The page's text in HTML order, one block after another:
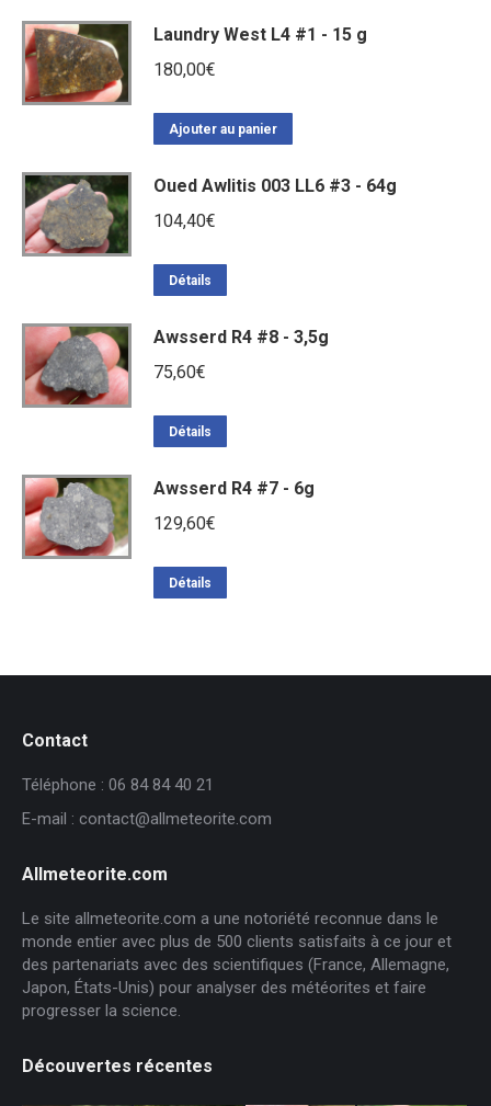
Laundry West L4 #1 - 15 g
180,00€
Ajouter au panier
Oued Awlitis 003 LL6 #3 - 64g
104,40€
Détails
Awsserd R4 #8 - 3,5g
75,60€
Détails
Awsserd R4 #7 - 6g
129,60€
Détails
Contact
Téléphone : 06 84 84 40 21
E-mail : contact@allmeteorite.com
Allmeteorite.com
Le site allmeteorite.com a une notoriété reconnue dans le
monde entier avec plus de 500 clients satisfaits à ce jour et
des partenariats avec des scientifiques (France, Allemagne,
Japon, États-Unis) pour analyser des météorites et faire
progresser la science.
Découvertes récentes